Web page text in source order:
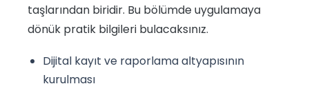
taşlarından biridir. Bu bölümde uygulamaya
dönük pratik bilgileri bulacaksınız.
Dijital kayıt ve raporlama altyapısının
kurulması